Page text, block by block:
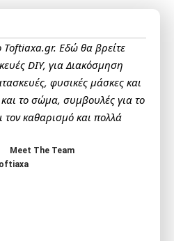
Εδώ θα βρείτε
DIY, για Διακόσμηση
φυσικές μάσκες και
το σώμα, συμβουλές για το
τον καθαρισμό και πολλά
Meet The Team